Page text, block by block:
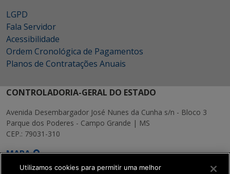
LGPD
Fala Servidor
Acessibilidade
Ordem Cronológica de Pagamentos
Planos de Contratações Anuais
CONTROLADORIA-GERAL DO ESTADO
Avenida Desembargador José Nunes da Cunha s/n - Bloco 3
Parque dos Poderes - Campo Grande | MS
CEP.: 79031-310
MAPA
Utilizamos cookies para permitir uma melhor